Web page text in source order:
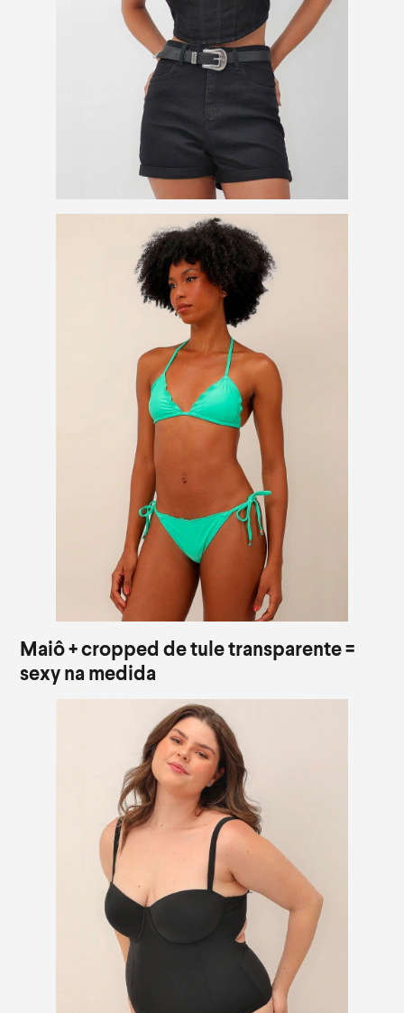
Maiô + cropped de tule transparente =
sexy na medida